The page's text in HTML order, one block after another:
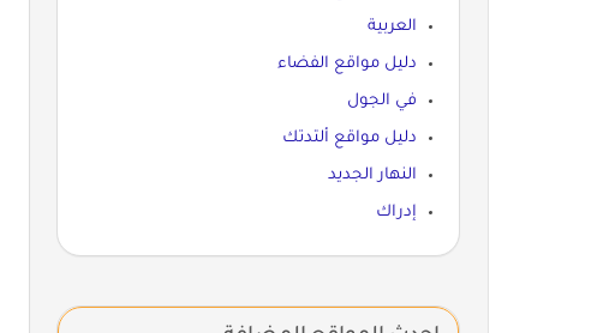
العربية
دليل مواقع الفضاء
في الجول
دليل مواقع ألتدتك
النهار الجديد
إدراك